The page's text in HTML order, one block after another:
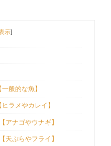
示]
般的な魚】
ラメやカレイ】
ナゴやウナギ】
ぷらやフライ】